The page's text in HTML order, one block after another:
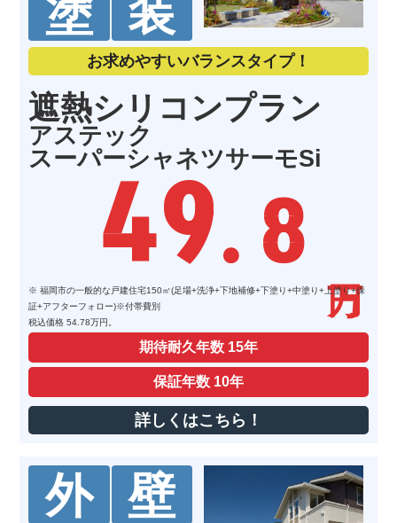
See All Reviews
塗 装
お求めやすいバランスタイプ！
遮熱シリコンプラン
アステック
スーパーシャネツサーモSi
49. 8
※ 福岡市の一般的な戸建住宅150㎡(足場+洗浄+下地補修+下塗り+中塗り+上塗り+保
証+アフターフォロー)※付帯費別
税込価格 54.78万円。
期待耐久年数 15年
保証年数 10年
詳しくはこちら！
外
壁